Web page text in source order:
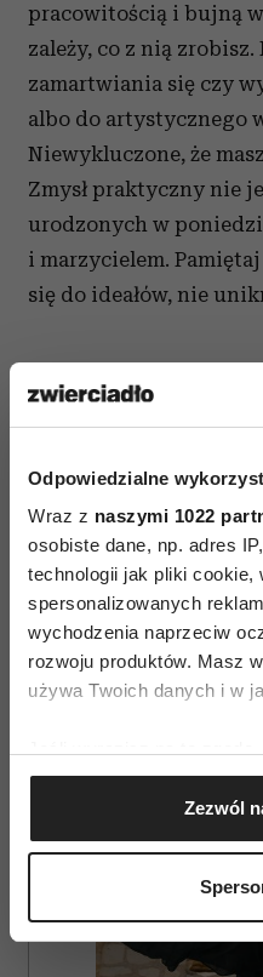
Odpowiedzialne
Wraz z naszymi 1022
osobiste dane, np. adres
technologii jak pliki cookie,
spersonalizowanych
wychodzenia naprzeciw
rozwoju produktów. Masz
używa Twoich danych i w
Gromadzić dane
geograficznej z
Identyfikować
(fingerprinting, czyli
dane są przetwarzane
Zezwól
pracowitością i bujną
zależy, co z nią
zamartwiania się czy
albo do artystycznego
Niewykluczone, że
Zmysł praktyczny nie
urodzonych w
i marzycielem.
się do ideałów, nie
ASTROLOGIA HOROSKOP